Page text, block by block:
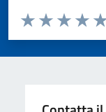
Valuta da 1 a 5 stelle
Valuta 3
Valuta 2
Valuta 1 stelle su